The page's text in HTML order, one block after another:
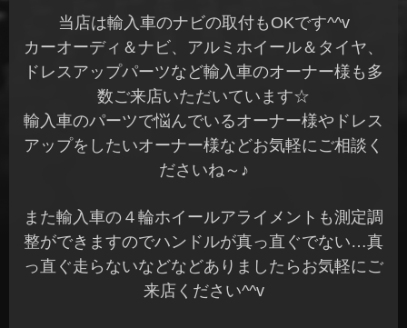
当店は輸入車のナビの取付もOKです^^v
カーオーディ＆ナビ、アルミホイール＆タイヤ、
ドレスアップパーツなど輸入車のオーナー様も多
数ご来店いただいています☆
輸入車のパーツで悩んでいるオーナー様やドレス
アップをしたいオーナー様などお気軽にご相談く
ださいね～♪
また輸入車の４輪ホイールアライメントも測定調
整ができますのでハンドルが真っ直ぐでない…真
っ直ぐ走らないなどなどありましたらお気軽にご
来店ください^^v